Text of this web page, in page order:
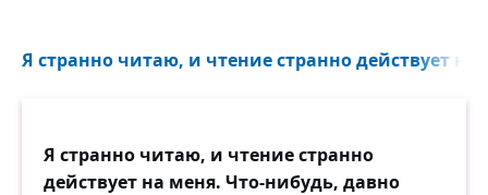
Я странно читаю, и чтение странно действует на
Я странно читаю, и чтение странно
действует на меня. Что-нибудь, давно